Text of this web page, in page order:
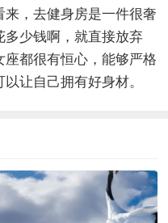
，去健身房是一件很奢
少钱啊，就直接放弃
都很有恒心，能够严格
让自己拥有好身材。